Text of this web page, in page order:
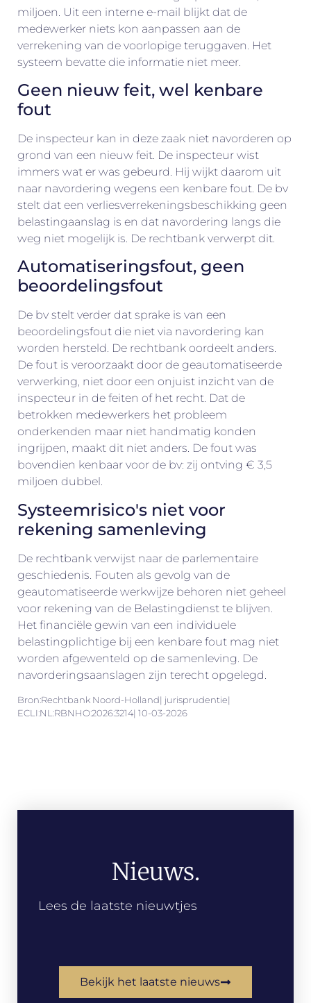
miljoen. Uit een interne e-mail blijkt dat de
medewerker niets kon aanpassen aan de
verrekening van de voorlopige teruggaven. Het
systeem bevatte die informatie niet meer.
Geen nieuw feit, wel kenbare
fout
De inspecteur kan in deze zaak niet navorderen op
grond van een nieuw feit. De inspecteur wist
immers wat er was gebeurd. Hij wijkt daarom uit
naar navordering wegens een kenbare fout. De bv
stelt dat een verliesverrekeningsbeschikking geen
belastingaanslag is en dat navordering langs die
weg niet mogelijk is. De rechtbank verwerpt dit.
Automatiseringsfout, geen
beoordelingsfout
De bv stelt verder dat sprake is van een
beoordelingsfout die niet via navordering kan
worden hersteld. De rechtbank oordeelt anders.
De fout is veroorzaakt door de geautomatiseerde
verwerking, niet door een onjuist inzicht van de
inspecteur in de feiten of het recht. Dat de
betrokken medewerkers het probleem
onderkenden maar niet handmatig konden
ingrijpen, maakt dit niet anders. De fout was
bovendien kenbaar voor de bv: zij ontving € 3,5
miljoen dubbel.
Systeemrisico's niet voor
rekening samenleving
De rechtbank verwijst naar de parlementaire
geschiedenis. Fouten als gevolg van de
geautomatiseerde werkwijze behoren niet geheel
voor rekening van de Belastingdienst te blijven.
Het financiële gewin van een individuele
belastingplichtige bij een kenbare fout mag niet
worden afgewenteld op de samenleving. De
navorderingsaanslagen zijn terecht opgelegd.
Bron:Rechtbank Noord-Holland| jurisprudentie|
ECLI:NL:RBNHO:2026:3214| 10-03-2026
Nieuws.
Lees de laatste nieuwtjes
Bekijk het laatste nieuws